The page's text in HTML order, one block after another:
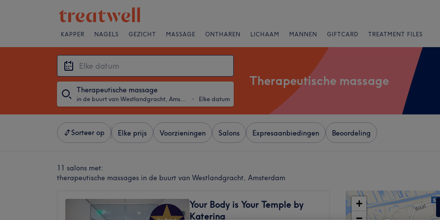
KAPPER NAGELS GEZICHT MASSAGE ONTHAREN LICHAAM MANNEN GIFTCARD TREATMENT FILES
Therapeutische massage
in de buurt van Westlandgracht, Amsterdam ・ Elke datum
Therapeutische massage
Sorteer op Elke prijs Voorzieningen Salons Expresaanbiedingen Beoordeling
11 salons met:
therapeutische massages in de buurt van Westlandgracht, Amsterdam
Your Body is Your Temple by
Katerina
+